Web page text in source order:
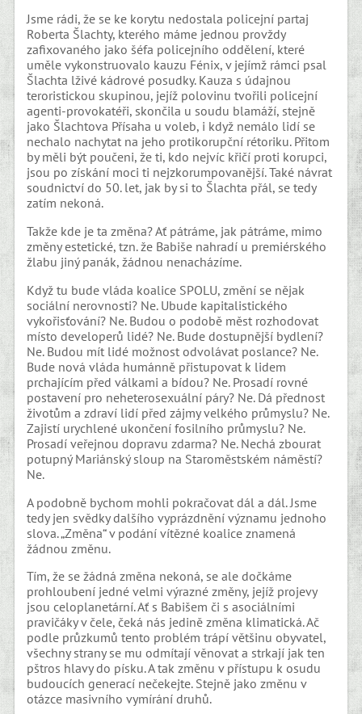
Jsme rádi, že se ke korytu nedostala policejní partaj
Roberta Šlachty, kterého máme jednou provždy
zafixovaného jako šéfa policejního oddělení, které
uměle vykonstruovalo kauzu Fénix, v jejímž rámci psal
Šlachta lživé kádrové posudky. Kauza s údajnou
teroristickou skupinou, jejíž polovinu tvořili policejní
agenti-provokatéři, skončila u soudu blamáží, stejně
jako Šlachtova Přísaha u voleb, i když nemálo lidí se
nechalo nachytat na jeho protikorupční rétoriku. Přitom
by měli být poučeni, že ti, kdo nejvíc křičí proti korupci,
jsou po získání moci ti nejzkorumpovanější. Také návrat
soudnictví do 50. let, jak by si to Šlachta přál, se tedy
zatím nekoná.
Takže kde je ta změna? Ať pátráme, jak pátráme, mimo
změny estetické, tzn. že Babiše nahradí u premiérského
žlabu jiný panák, žádnou nenacházíme.
Když tu bude vláda koalice SPOLU, změní se nějak
sociální nerovnosti? Ne. Ubude kapitalistického
vykořisťování? Ne. Budou o podobě měst rozhodovat
místo developerů lidé? Ne. Bude dostupnější bydlení?
Ne. Budou mít lidé možnost odvolávat poslance? Ne.
Bude nová vláda humánně přistupovat k lidem
prchajícím před válkami a bídou? Ne. Prosadí rovné
postavení pro neheterosexuální páry? Ne. Dá přednost
životům a zdraví lidí před zájmy velkého průmyslu? Ne.
Zajistí urychlené ukončení fosilního průmyslu? Ne.
Prosadí veřejnou dopravu zdarma? Ne. Nechá zbourat
potupný Mariánský sloup na Staroměstském náměstí?
Ne.
A podobně bychom mohli pokračovat dál a dál. Jsme
tedy jen svědky dalšího vyprázdnění významu jednoho
slova. „Změna“ v podání vítězné koalice znamená
žádnou změnu.
Tím, že se žádná změna nekoná, se ale dočkáme
prohloubení jedné velmi výrazné změny, jejíž projevy
jsou celoplanetární. Ať s Babišem či s asociálními
pravičáky v čele, čeká nás jedině změna klimatická. Ač
podle průzkumů tento problém trápí většinu obyvatel,
všechny strany se mu odmítají věnovat a strkají jak ten
pštros hlavy do písku. A tak změnu v přístupu k osudu
budoucích generací nečekejte. Stejně jako změnu v
otázce masivního vymírání druhů.